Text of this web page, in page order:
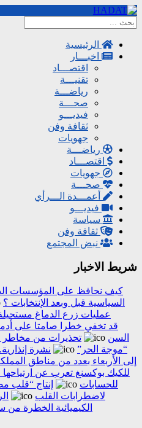
الرئيسية
اخبـــار
اقتصـــاد
تقنيـــة
رياضـــة
صحـــة
فيديـــو
ثقافة وفن
جهويات
رياضـــة
اقتصـــاد
جهويات
صحـــة
أعمـــدة الـــرأي
فيديـــو
سياسة
ثقافة وفن
نبض المجتمع
شريط الاخبار
كيف نحافظ على المؤسسات
السياسية قبل وبعد الإنتخابات ؟
عمليات زرع الدماغ
السن
تحذيرات من مخاطر
“موجة الحر”
نشرة
إلى الأربعاء بعدد من مناطق
للكيك بوكسنغ تعرب عن ارتياحها
للحسابات
إنتاج “قلب
لاضطرابات القلب
الكيميائية الخطرة من